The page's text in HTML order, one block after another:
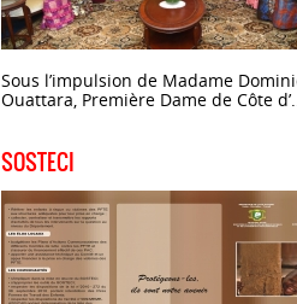
Sous l’impulsion de Madame
Ouattara, Première Dame de Côte
SOSTECI